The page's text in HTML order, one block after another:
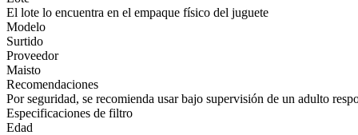
El lote lo encuentra en el empaque físico del juguete
Modelo
Surtido
Proveedor
Maisto
Recomendaciones
Por seguridad, se recomienda usar bajo supervisión de un adulto
Especificaciones de filtro
Edad